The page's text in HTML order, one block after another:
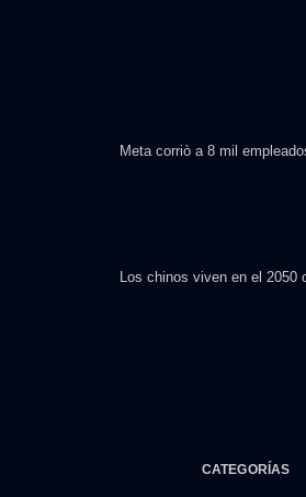
Meta corriò a 8 mil
Los chinos viven en el 2050
CATEGORÍAS